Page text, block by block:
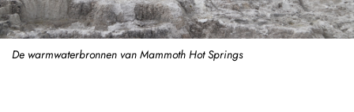
De warmwaterbronnen van Mammoth Hot Springs